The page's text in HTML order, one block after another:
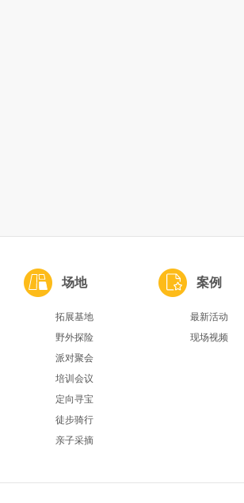
场地
拓展基地
野外探险
派对聚会
培训会议
定向寻宝
徒步骑行
亲子采摘
案例
最新活动
现场视频